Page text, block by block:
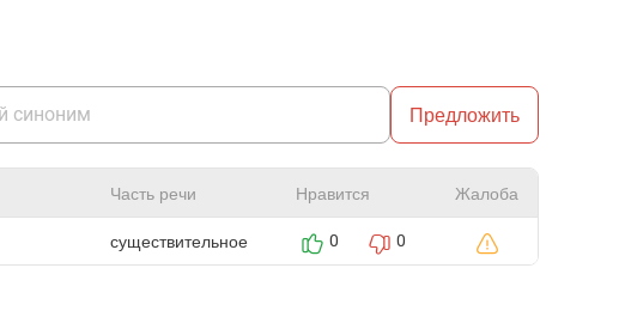
Предложить
Часть речи Нравится Жалоба
существительное 0 0